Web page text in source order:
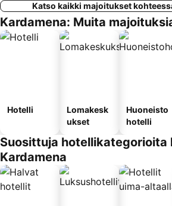
Katso kaikki majoitukset
Kardamena: Muita
Hotelli
Lomakesk
ukset
Huoneisto
hotelli
Suosittuja hotellikategorioita
Kardamena